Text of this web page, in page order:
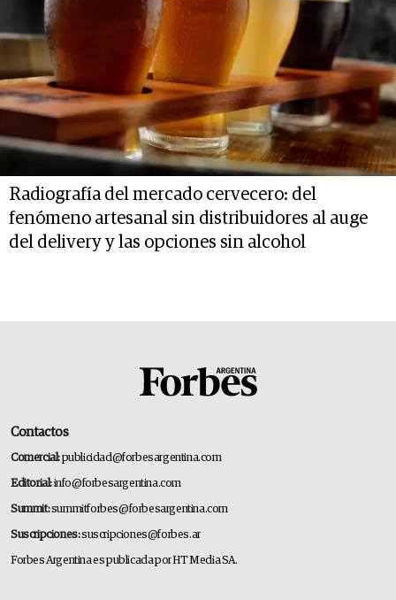
Radiografía del mercado cervecero: del
fenómeno artesanal sin distribuidores al auge
del delivery y las opciones sin alcohol
Contactos
Comercial:publicidad@forbesargentina.com
Editorial:info@forbesargentina.com
Summit:summitforbes@forbesargentina.com
Suscripciones:suscripciones@forbes.ar
Forbes Argentina es publicada por HT Media SA.